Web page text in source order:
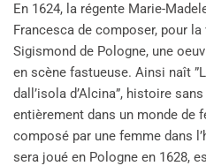
En 1624, la régente Marie-
Francesca de composer, pour
Sigismond de Pologne, une
en scène fastueuse. Ainsi naît
dall’isola d’Alcina”, histoire
entièrement dans un monde de
composé par une femme dans
sera joué en Pologne en 1628,